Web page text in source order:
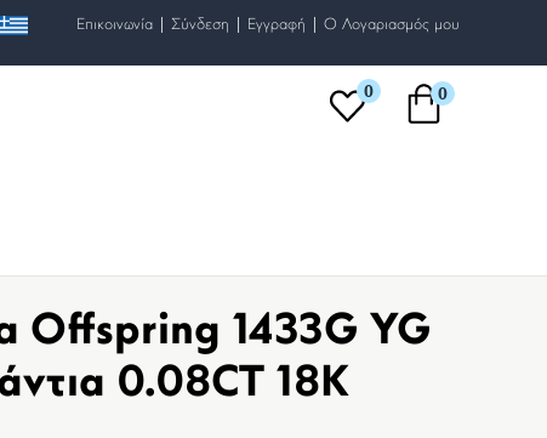
Επικοινωνία | Σύνδεση | Εγγραφή | O Λογαριασμός μου
0 0
Offspring 1433G YG
0.08CT 18K